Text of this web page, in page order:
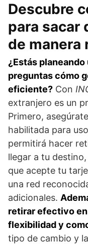
Descubre
para sacar
de manera
¿Estás
preguntas cómo
eficiente? Con
extranjero es un
Primero,
habilitada para
permitirá hacer
llegar a tu
que acepte tu
una red
adicionales.
retirar efectivo
flexibilidad y
tipo de cambio y